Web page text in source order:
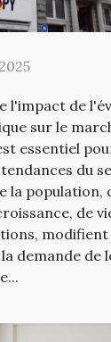
l'impact de
sur le
essentiel
du
la population,
de
modifient
demande de